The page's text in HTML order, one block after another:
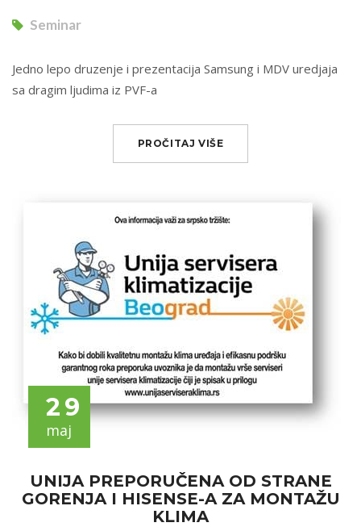
Seminar
Jedno lepo druzenje i prezentacija Samsung i MDV uredjaja
sa dragim ljudima iz PVF-a
PROČITAJ VIŠE
29
maj
UNIJA PREPORUČENA OD STRANE
GORENJA I HISENSE-A ZA MONTAŽU
KLIMA